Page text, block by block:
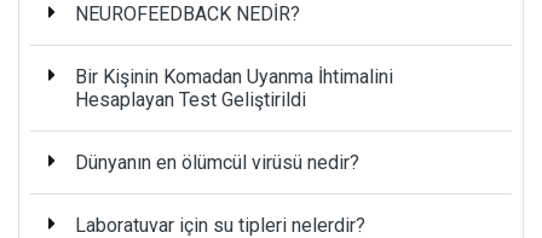
NEUROFEEDBACK NEDİR?
Bir Kişinin Komadan Uyanma İhtimalini
Hesaplayan Test Geliştirildi
Dünyanın en ölümcül virüsü nedir?
Laboratuvar için su tipleri nelerdir?